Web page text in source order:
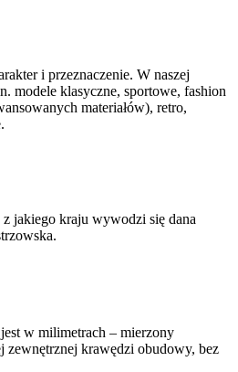
i przeznaczenie. W naszej
modele klasyczne, sportowe, fashion
materiałów), retro,
jakiego kraju wywodzi się dana
w milimetrach – mierzony
zewnętrznej krawędzi obudowy, bez